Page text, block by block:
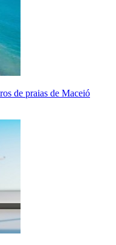
de praias de Maceió